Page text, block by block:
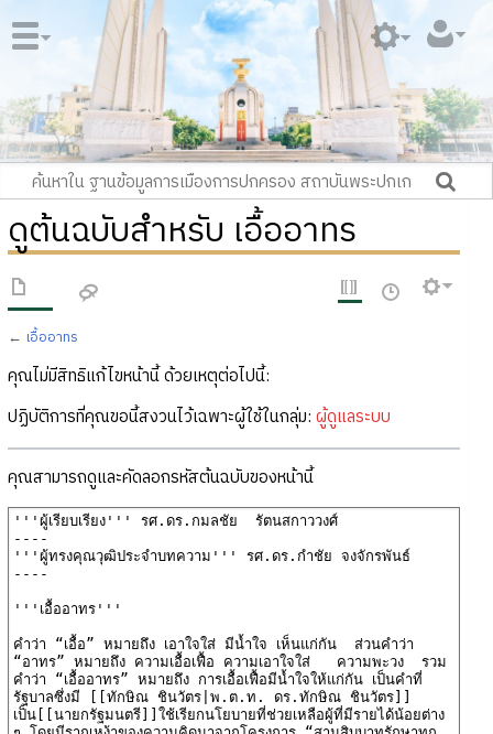
ดูต้นฉบับสำหรับ เอื้ออาทร
← เอื้ออาทร
คุณไม่มีสิทธิแก้ไขหน้านี้ ด้วยเหตุต่อไปนี้:
ปฏิบัติการที่คุณขอนี้สงวนไว้เฉพาะผู้ใช้ในกลุ่ม: ผู้ดูแลระบบ
คุณสามารถดูและคัดลอกรหัสต้นฉบับของหน้านี้